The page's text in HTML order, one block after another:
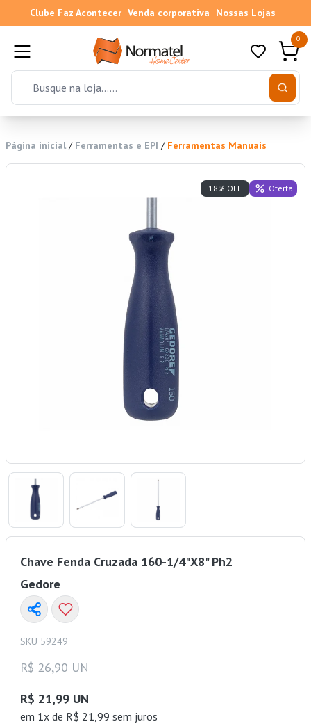
Clube Faz Acontecer Venda corporativa Nossas Lojas
0
Página inicial / Ferramentas e EPI / Ferramentas Manuais
18% OFF Oferta
Chave Fenda Cruzada 160-1/4"X8" Ph2
Gedore
SKU 59249
R$ 26,90 UN
R$ 21,99 UN
em 1x de R$ 21,99 sem juros